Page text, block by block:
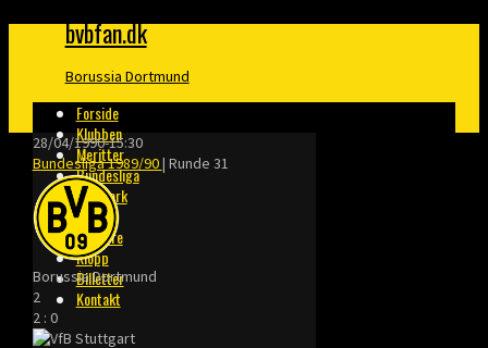
bvbfan.dk
Borussia Dortmund
Forside
Klubben
Meritter
Bundesliga
Danmark
Finaler
Trænere
Klopp
Billetter
Kontakt
28/04/1990-15:30
Bundesliga 1989/90| Runde 31
Borussia Dortmund
2
2 : 0